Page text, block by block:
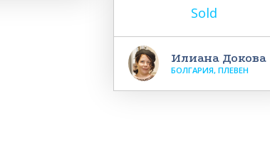
Sold
Илиана Докова
БОЛГАРИЯ, ПЛЕВЕН